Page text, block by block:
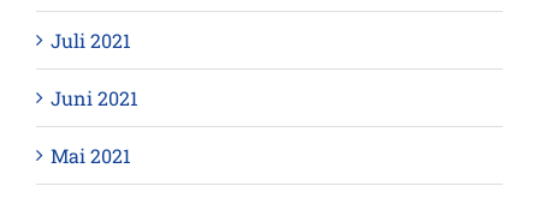
Juli 2021
Juni 2021
Mai 2021